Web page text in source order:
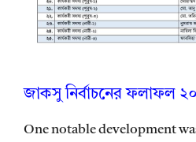
জাকসু নির্বাচনের ফলাফল
One notable development